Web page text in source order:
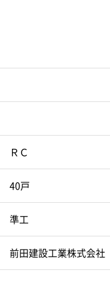
ＲＣ
40戸
準工
前田建設工業株式会社